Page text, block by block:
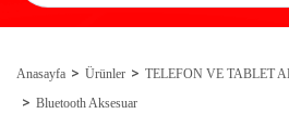
Anasayfa Ürünler
TELEFON VE TABLET
Bluetooth Aksesuar